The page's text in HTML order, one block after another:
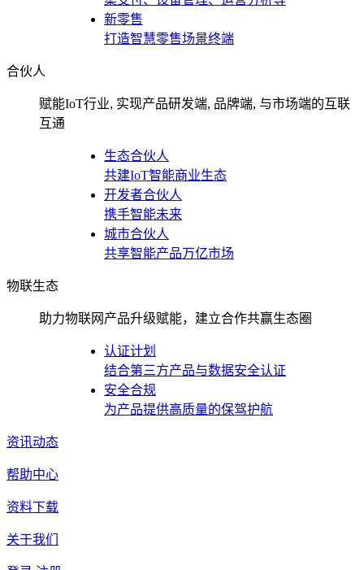
新零售
打造智慧零售场景终端
合伙人
赋能IoT行业, 实现产品研发端, 品牌端, 与市场端的互联
互通
生态合伙人
共建IoT智能商业生态
开发者合伙人
携手智能未来
城市合伙人
共享智能产品万亿市场
物联生态
助力物联网产品升级赋能，建立合作共赢生态圈
认证计划
结合第三方产品与数据安全认证
安全合规
为产品提供高质量的保驾护航
资讯动态
帮助中心
资料下载
关于我们